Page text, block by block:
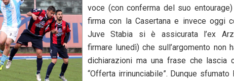
voce (con conferma del suo
firma con la Casertana e invece oggi
Juve Stabia si è assicurata l’ex
firmare lunedì) che sull’argomento non
dichiarazioni ma una frase che lascia
“Offerta irrinunciabile”. Dunque